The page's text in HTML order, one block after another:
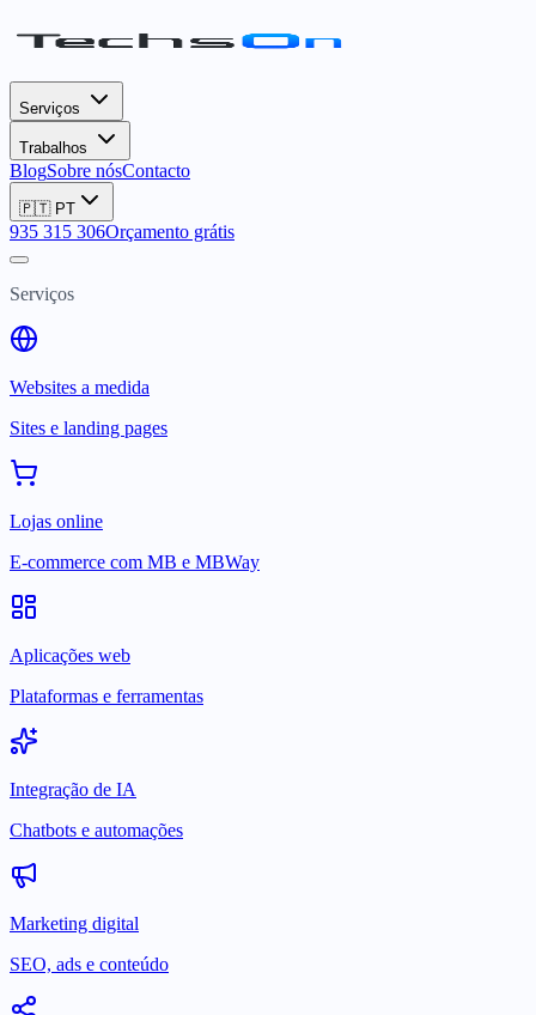
Serviços
Trabalhos
BlogSobre nósContacto
🇵🇹 PT
935 315 306Orçamento grátis
Serviços
Websites a medida
Sites e landing pages
Lojas online
E-commerce com MB e MBWay
Aplicações web
Plataformas e ferramentas
Integração de IA
Chatbots e automações
Marketing digital
SEO, ads e conteúdo